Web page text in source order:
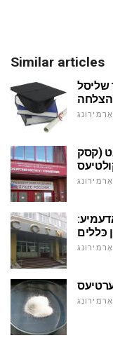
Similar articles
שליסל
הצלחה
(קסק
כּללים